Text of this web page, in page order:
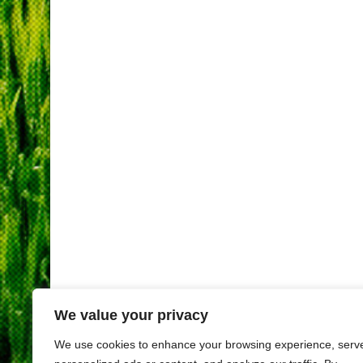
We value your privacy
We use cookies to enhance your browsing experience,